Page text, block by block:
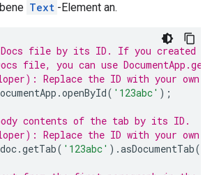
Text -Element an.
Docs file by its ID. If you created
file, you can use
Replace the ID with your own.
.openById( '123abc' );
contents of the tab by its ID.
Replace the ID with your own.
doc.getTab( '123abc' ).asDocumentTab().